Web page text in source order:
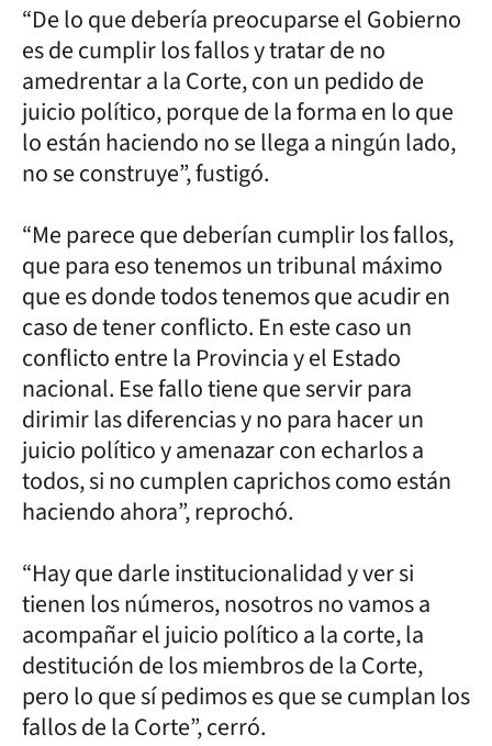
“De lo que debería preocuparse el Gobierno
es de cumplir los fallos y tratar de no
amedrentar a la Corte, con un pedido de
juicio político, porque de la forma en lo que
lo están haciendo no se llega a ningún lado,
no se construye”, fustigó.
“Me parece que deberían cumplir los fallos,
que para eso tenemos un tribunal máximo
que es donde todos tenemos que acudir en
caso de tener conflicto. En este caso un
conflicto entre la Provincia y el Estado
nacional. Ese fallo tiene que servir para
dirimir las diferencias y no para hacer un
juicio político y amenazar con echarlos a
todos, si no cumplen caprichos como están
haciendo ahora”, reprochó.
“Hay que darle institucionalidad y ver si
tienen los números, nosotros no vamos a
acompañar el juicio político a la corte, la
destitución de los miembros de la Corte,
pero lo que sí pedimos es que se cumplan los
fallos de la Corte”, cerró.